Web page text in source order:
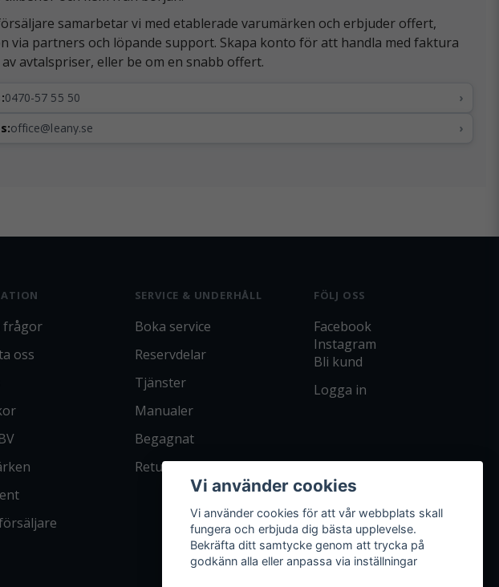
samarbetar vi med etablerade varumärken och erbjuder offert,
via partners och löpande support. Skapa konto för att handla med faktura
av avtalspriser, eller be om en snabb offert.
0470-57 55 50 ›
office@leany.se ›
frågor
oss
SERVICE & UNDERHÅLL
Boka service
Reservdelar
Tjänster
Manualer
Begagnat
Returpolicy
FÖLJ OSS
Facebook
Instagram
Bli kund
Logga in
Vi använder cookies
Vi använder cookies för att vår webbplats skall
fungera och erbjuda dig bästa upplevelse.
Bekräfta ditt samtycke genom att trycka på
godkänn alla eller anpassa via inställningar